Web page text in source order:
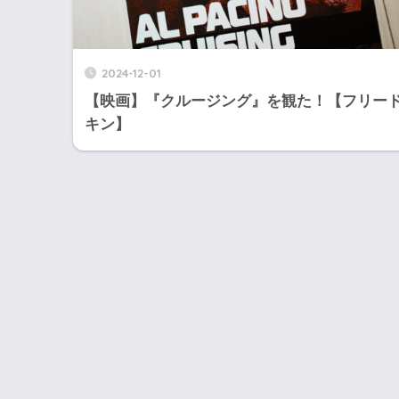
2024-12-01
【映画】『クルージング』を観た！【フリー
キン】